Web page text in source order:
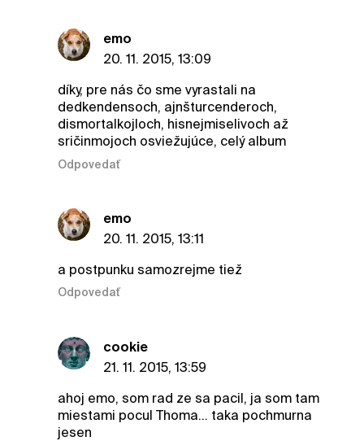
emo
20. 11. 2015, 13:09
díky, pre nás čo sme vyrastali na
dedkendensoch, ajnšturcenderoch,
dismortalkojloch, hisnejmiselivoch až
sričinmojoch osviežujúce, celý album
Odpovedať
emo
20. 11. 2015, 13:11
a postpunku samozrejme tiež
Odpovedať
cookie
21. 11. 2015, 13:59
ahoj emo, som rad ze sa pacil, ja som tam
miestami pocul Thoma... taka pochmurna
jesen